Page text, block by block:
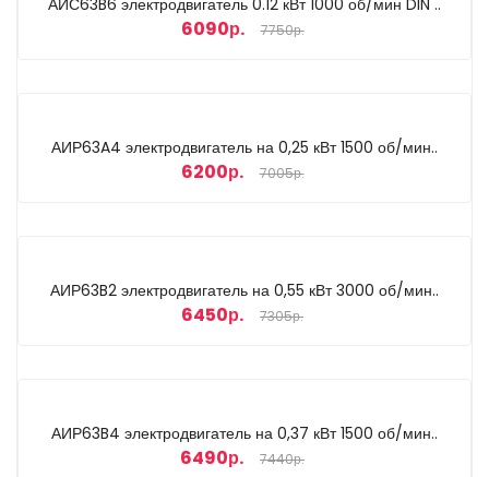
АИС63B6 электродвигатель 0.12 кВт 1000 об/мин DIN ..
6090р. 7750р.
АИР63A4 электродвигатель на 0,25 кВт 1500 об/мин..
6200р. 7005р.
АИР63B2 электродвигатель на 0,55 кВт 3000 об/мин..
6450р. 7305р.
АИР63B4 электродвигатель на 0,37 кВт 1500 об/мин..
6490р. 7440р.